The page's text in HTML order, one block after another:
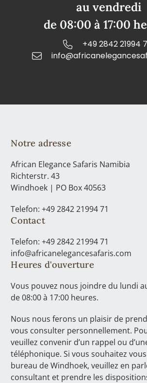
au vendredi
de 08:00 à 17:00
+49 2842 21994
Notre adresse
African Elegance Safaris Namibia
Richterstr. 43
Windhoek | PO Box 40563
Telefon: +49 2842 21994 71
Contact
Telefon: +49 2842 21994 71
info@africanelegancesafaris.com
Heures d'ouverture
Vous pouvez nous joindre du lundi
de 08:00 à 17:00 heures.
Nous nous ferons un plaisir de
vous consulter personnellement.
veuillez convenir d’un rappel ou
téléphonique. Si vous souhaitez
bureau de Windhoek, veuillez en
consultant et prendre les